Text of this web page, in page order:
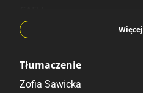
Julius Ohta
Więcej
Tłumaczenie
Zofia Sawicka